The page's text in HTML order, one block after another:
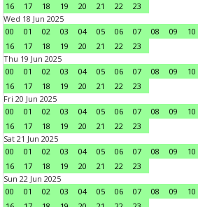
16
17 18 19 20 21 22
23
Wed 18 Jun 2025
00
01 02 03 04 05 06 07 08 09 10
16
17 18 19 20 21 22
23
Thu 19 Jun 2025
00
01 02 03 04 05 06 07 08 09 10
16
17 18 19 20 21 22
23
Fri 20 Jun 2025
00
01 02 03 04 05 06 07 08 09 10
16
17 18 19 20 21 22
23
Sat 21 Jun 2025
00
01 02 03 04 05 06 07 08 09 10
16
17 18 19 20 21 22
23
Sun 22 Jun 2025
00
01 02 03 04 05 06 07 08 09 10